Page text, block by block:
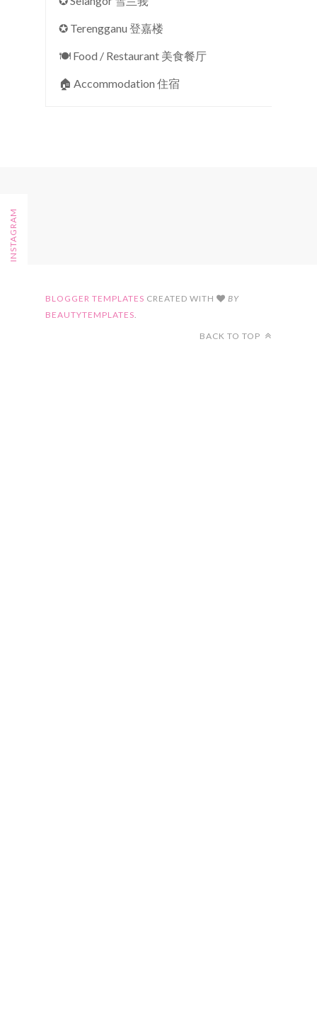
✪ Terengganu 登嘉楼
🍽 Food / Restaurant 美食餐厅
🏠︎ Accommodation 住宿
FOLLOW ON INSTAGRAM BLOGGER TEMPLATES CREATED WITH
BY
BEAUTYTEMPLATES
BACK TO TOP